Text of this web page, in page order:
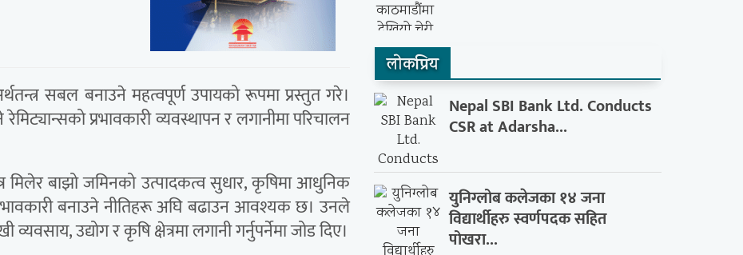
सबल बनाउने महत्वपूर्ण उपायको रूपमा प्रस्तुत गरे।
प्रभावकारी व्यवस्थापन र लगानीमा परिचालन
मिलेर बाझो जमिनको उत्पादकत्व सुधार, कृषिमा आधुनिक
बनाउने नीतिहरू अघि बढाउन आवश्यक छ। उनले
उद्योग र कृषि क्षेत्रमा लगानी गर्नुपर्नेमा जोड दिए।
लाेकप्रिय
Nepal SBI Bank Ltd. Conducts
CSR at Adarsha...
युनिग्लोब कलेजका १४ जना
विद्यार्थीहरु स्वर्णपदक सहित
पोखरा...